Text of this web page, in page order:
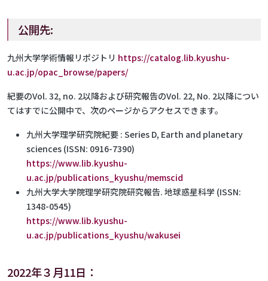
公開先:
九州大学学術情報リポジトリ https://catalog.lib.kyushu-
u.ac.jp/opac_browse/papers/
紀要のVol. 32, no. 2以降および研究報告のVol. 22, No. 2以降につい
てはすでに公開中で、次のページからアクセスできます。
九州大学理学研究院紀要 : Series D, Earth and planetary
sciences (ISSN: 0916-7390)
https://www.lib.kyushu-
u.ac.jp/publications_kyushu/memscid
九州大学大学院理学研究院研究報告. 地球惑星科学 (ISSN:
1348-0545)
https://www.lib.kyushu-
u.ac.jp/publications_kyushu/wakusei
2022年３月11日：